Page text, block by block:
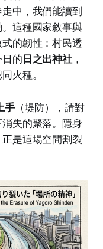
中，我們能讀到
這種國家敘事與
的韌性：村民透
的日之出神社，
火種。
手（堤防），請對
失的聚落。隱身
正是這場空間割裂